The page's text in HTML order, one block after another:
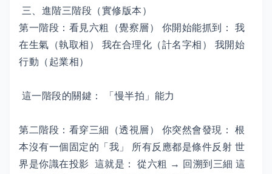
三、進階三階段（實修版本）
第一階段：看見六粗（覺察層） 你開始能抓到： 我
在生氣（執取相） 我在合理化（計名字相） 我開始
行動（起業相）
這一階段的關鍵： 「慢半拍」能力
第二階段：看穿三細（透視層） 你突然會發現： 根
本沒有一個固定的「我」 所有反應都是條件反射 世
界是你識在投影 這就是： 從六粗 → 回溯到三細 這